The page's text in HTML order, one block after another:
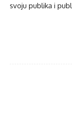
svoju publika i